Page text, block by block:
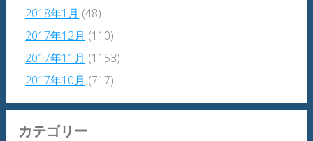
2018年1月 (48)
2017年12月 (110)
2017年11月 (1153)
2017年10月 (717)
カテゴリー